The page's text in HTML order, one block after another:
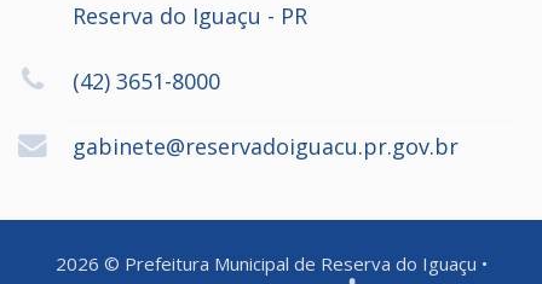
Reserva do Iguaçu - PR
(42) 3651-8000
gabinete@reservadoiguacu.pr.gov.br
2026 © Prefeitura Municipal de Reserva do Iguaçu •